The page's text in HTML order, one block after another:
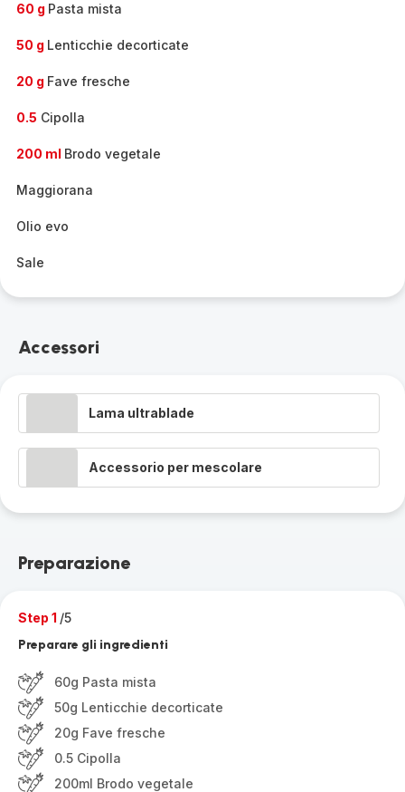
60 g Pasta mista
50 g Lenticchie decorticate
20 g Fave fresche
0.5 Cipolla
200 ml Brodo vegetale
Maggiorana
Olio evo
Sale
Accessori
Lama ultrablade
Accessorio per mescolare
Preparazione
Step 1 /5
Preparare gli ingredienti
60g Pasta mista
50g Lenticchie decorticate
20g Fave fresche
0.5 Cipolla
200ml Brodo vegetale